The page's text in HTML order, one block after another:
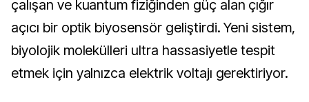
çalışan ve kuantum fiziğinden güç alan çığır
açıcı bir optik biyosensör geliştirdi. Yeni sistem,
biyolojik molekülleri ultra hassasiyetle tespit
etmek için yalnızca elektrik voltajı gerektiriyor.